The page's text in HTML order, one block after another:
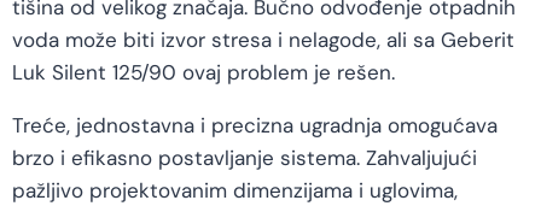
tišina od velikog značaja. Bučno odvođenje otpadnih
voda može biti izvor stresa i nelagode, ali sa Geberit
Luk Silent 125/90 ovaj problem je rešen.
Treće, jednostavna i precizna ugradnja omogućava
brzo i efikasno postavljanje sistema. Zahvaljujući
pažljivo projektovanim dimenzijama i uglovima,